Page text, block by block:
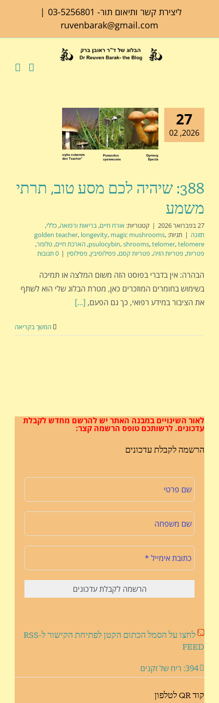
ליצירת קשר ותיאום תור- 03-5256801
|
ruvenbarak@gmail.com
27
2026, 02
388: שיהיה לכם מסע טוב, תרתי
משמע
27 בפברואר 2026 | קטגוריות: אורח חיים, בריאות ורפואה, כללי,
תזונה | תגיות: golden teacher, longevity, magic mushrooms,
psulocybin,shrooms,telomer,telomere
, הארכת חיים, טלומר,
פטריות, פטריות הזיה, פטריות קסם, פסילוסיבין, פסילוסין | 0 תגובות
הבהרה: אין בדברי בפוסט הזה משום המלצה או תמיכה
בשימוש בחומרים המוזכרים כאן, מטרת הבלוג שלי הוא לשתף
את הציבור במידע רפואי, כך גם הפעם, [...]
המשך בקריאה
לאור השינויים במבנה האתר יש להרשם מחדש לקבלת
עדכונים. לרשותכם טופס הרשמה קצר:
הרשמה לקבלת עדכונים
לחצו על הסמל הכתום הקטן לפתיחת הקישור ל-RSS
FEED
394: ריח של זקנים
קוד QR לטלפון